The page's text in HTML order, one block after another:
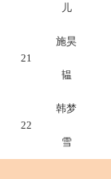
儿
21
施昊
韫
22
韩梦
雪